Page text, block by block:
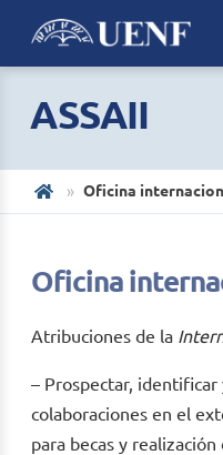
ASSAII
Oficina
Oficina
Atribuciones de la
– Prospectar,
colaboraciones en el
para becas y